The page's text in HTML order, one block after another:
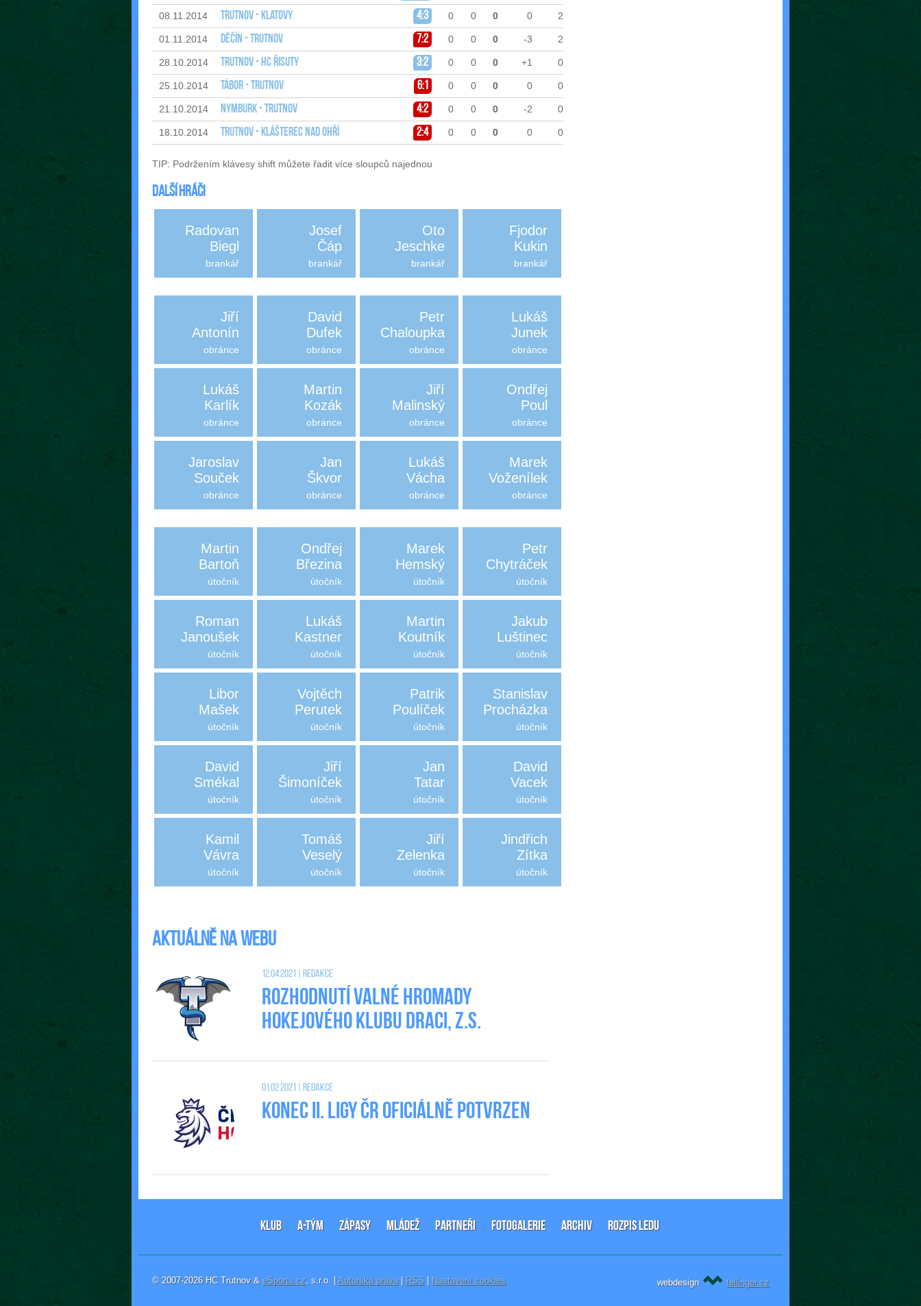
08.11.2014 Trutnov - Klatovy 4:3 0 0 0 0 2
01.11.2014 Děčín - Trutnov 7:2 0 0 0 -3 2
28.10.2014 Trutnov - HC Řisuty 3:2 0 0 0 +1 0
25.10.2014 Tábor - Trutnov 6:1 0 0 0 0 0
21.10.2014 Nymburk - Trutnov 4:2 0 0 0 -2 0
18.10.2014 Trutnov - Klášterec nad Ohří 2:4 0 0 0 0 0
TIP: Podržením klávesy shift můžete řadit více sloupců najednou
Další hráči
Radovan
Biegl
brankář
Josef
Čáp
brankář
Oto
Jeschke
brankář
Fjodor
Kukin
brankář
Jiří
Antonín
obránce
David
Dufek
obránce
Petr
Chaloupka
obránce
Lukáš
Junek
obránce
Lukáš
Karlík
obránce
Martin
Kozák
obránce
Jiří
Malinský
obránce
Ondřej
Poul
obránce
Jaroslav
Souček
obránce
Jan
Škvor
obránce
Lukáš
Vácha
obránce
Marek
Voženílek
obránce
Martin
Bartoň
útočník
Ondřej
Březina
útočník
Marek
Hemský
útočník
Petr
Chytráček
útočník
Roman
Janoušek
útočník
Lukáš
Kastner
útočník
Martin
Koutník
útočník
Jakub
Luštinec
útočník
Libor
Mašek
útočník
Vojtěch
Perutek
útočník
Patrik
Poulíček
útočník
Stanislav
Procházka
útočník
David
Smékal
útočník
Jiří
Šimoníček
útočník
Jan
Tatar
útočník
David
Vacek
útočník
Kamil
Vávra
útočník
Tomáš
Veselý
útočník
Jiří
Zelenka
útočník
Jindřich
Zítka
útočník
Aktuálně na webu
12.04.2021 | Redakce
Rozhodnutí valné hromady
Hokejového klubu DRACI, z.s.
01.02.2021 | Redakce
Konec II. Ligy ČR oficiálně potvrzen
KLUB A-TÝM ZÁPASY MLÁDEŽ PARTNEŘI FOTOGALERIE ARCHIV ROZPIS LEDU
© 2007-2026 HC Trutnov & eSports.cz, s.r.o. |Autorská práva| RSS | Nastavení cookies webdesign tellinger.cz